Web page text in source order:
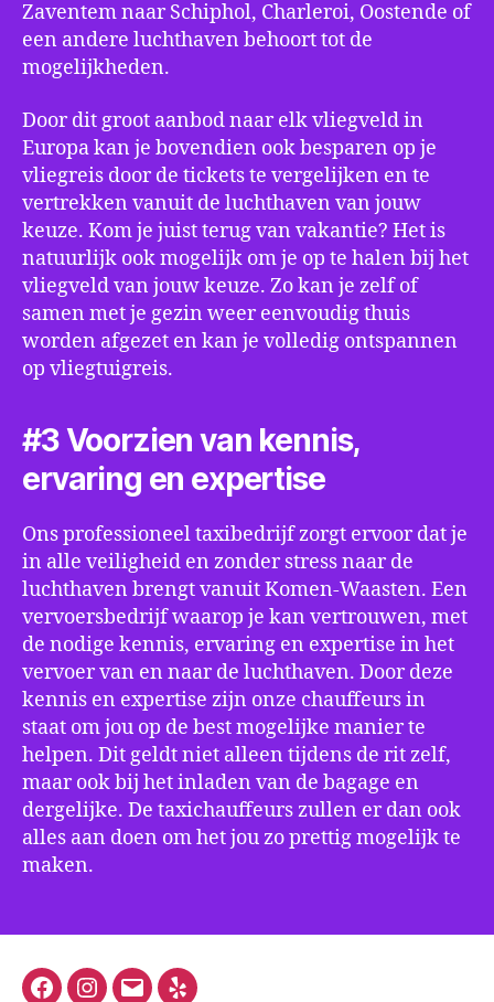
Zaventem naar Schiphol, Charleroi, Oostende of
een andere luchthaven behoort tot de
mogelijkheden.
Door dit groot aanbod naar elk vliegveld in
Europa kan je bovendien ook besparen op je
vliegreis door de tickets te vergelijken en te
vertrekken vanuit de luchthaven van jouw
keuze. Kom je juist terug van vakantie? Het is
natuurlijk ook mogelijk om je op te halen bij het
vliegveld van jouw keuze. Zo kan je zelf of
samen met je gezin weer eenvoudig thuis
worden afgezet en kan je volledig ontspannen
op vliegtuigreis.
#3 Voorzien van kennis,
ervaring en expertise
Ons professioneel taxibedrijf zorgt ervoor dat je
in alle veiligheid en zonder stress naar de
luchthaven brengt vanuit Komen-Waasten. Een
vervoersbedrijf waarop je kan vertrouwen, met
de nodige kennis, ervaring en expertise in het
vervoer van en naar de luchthaven. Door deze
kennis en expertise zijn onze chauffeurs in
staat om jou op de best mogelijke manier te
helpen. Dit geldt niet alleen tijdens de rit zelf,
maar ook bij het inladen van de bagage en
dergelijke. De taxichauffeurs zullen er dan ook
alles aan doen om het jou zo prettig mogelijk te
maken.